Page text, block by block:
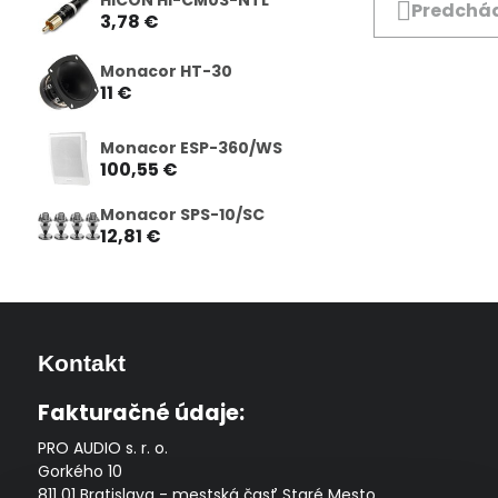
3,78 €
Monacor HT-30
11 €
Monacor ESP-360/WS
100,55 €
Monacor SPS-10/SC
12,81 €
Kontakt
Fakturačné údaje:
PRO AUDIO s. r. o.
Gorkého 10